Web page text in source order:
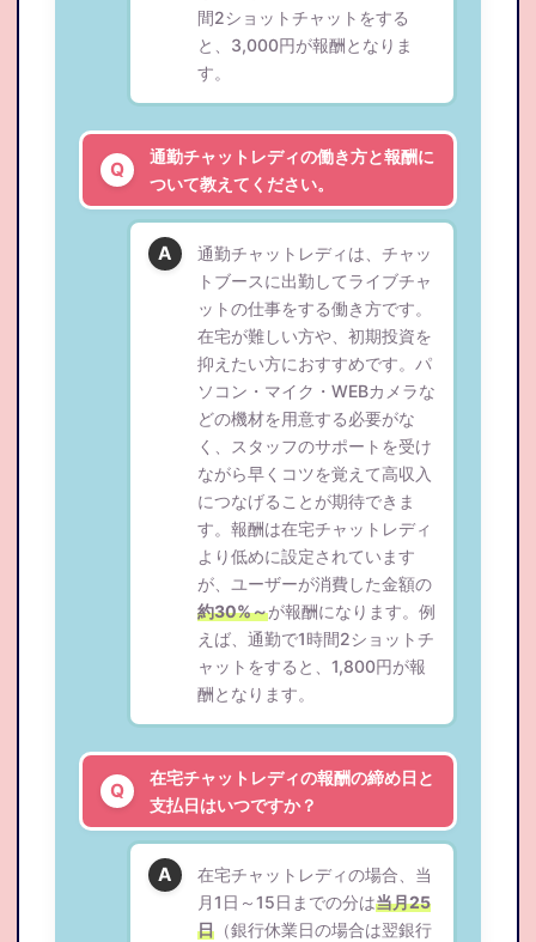
間2ショットチャットをする
と、3,000円が報酬となりま
す。
通勤チャットレディの働き方と報酬に
ついて教えてください。
通勤チャットレディは、チャッ
トブースに出勤してライブチャ
ットの仕事をする働き方です。
在宅が難しい方や、初期投資を
抑えたい方におすすめです。パ
ソコン・マイク・WEBカメラな
どの機材を用意する必要がな
く、スタッフのサポートを受け
ながら早くコツを覚えて高収入
につなげることが期待できま
す。報酬は在宅チャットレディ
より低めに設定されています
が、ユーザーが消費した金額の
約30%～が報酬になります。例
えば、通勤で1時間2ショットチ
ャットをすると、1,800円が報
酬となります。
在宅チャットレディの報酬の締め日と
支払日はいつですか？
在宅チャットレディの場合、当
月1日～15日までの分は当月25
日 （銀行休業日の場合は翌銀行